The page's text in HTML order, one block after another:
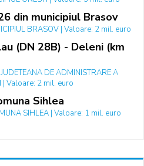
din municipiul Brasov
BRASOV | Valoare: 2 mil. euro
(DN 28B) - Deleni (km
DE ADMINISTRARE A
| Valoare: 2 mil. euro
Sihlea
SIHLEA | Valoare: 1 mil. euro